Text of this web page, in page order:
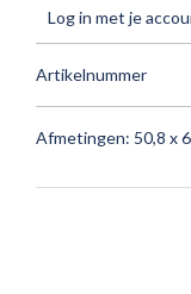
Log in met je
Artikelnummer
Afmetingen: 50,8 x